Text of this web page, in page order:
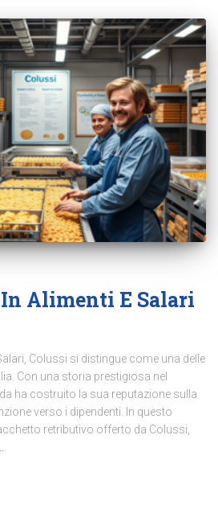
Alimenti E Salari
Colussi si distingue come una delle
Con una storia prestigiosa nel
ha costruito la sua reputazione sulla
verso i dipendenti. In questo
retributivo offerto da Colussi,